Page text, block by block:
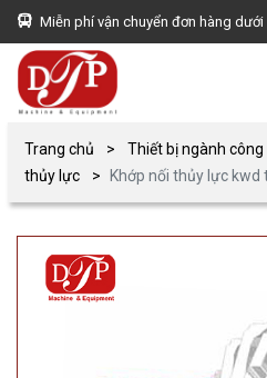
Miễn phí vận chuyển đơn hàng dưới
Trang chủ Thiết bị ngành
thủy lực
Khớp nối thủy lực kwd